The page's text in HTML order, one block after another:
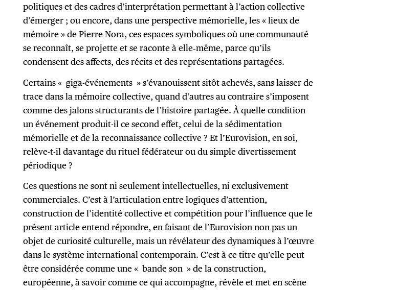
politiques et des cadres d’interprétation permettant à l’action collective
d’émerger ; ou encore, dans une perspective mémorielle, les « lieux de
mémoire » de Pierre Nora, ces espaces symboliques où une communauté
se reconnaît, se projette et se raconte à elle‑même, parce qu’ils
condensent des affects, des récits et des représentations partagées.
Certains « giga-événements » s’évanouissent sitôt achevés, sans laisser de
trace dans la mémoire collective, quand d’autres au contraire s’imposent
comme des jalons structurants de l’histoire partagée. À quelle condition
un événement produit-il ce second effet, celui de la sédimentation
mémorielle et de la reconnaissance collective ? Et l’Eurovision, en soi,
relève-t-il davantage du rituel fédérateur ou du simple divertissement
périodique ?
Ces questions ne sont ni seulement intellectuelles, ni exclusivement
commerciales. C’est à l’articulation entre logiques d’attention,
construction de l’identité collective et compétition pour l’influence que le
présent article entend répondre, en faisant de l’Eurovision non pas un
objet de curiosité culturelle, mais un révélateur des dynamiques à l’œuvre
dans le système international contemporain. C’est à ce titre qu’elle peut
être considérée comme une « bande son » de la construction,
européenne, à savoir comme ce qui accompagne, révèle et met en scène